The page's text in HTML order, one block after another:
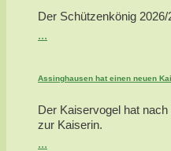
Der Schützenkönig
...
Assinghausen hat einen neuen
Der Kaiservogel hat
zur Kaiserin.
...